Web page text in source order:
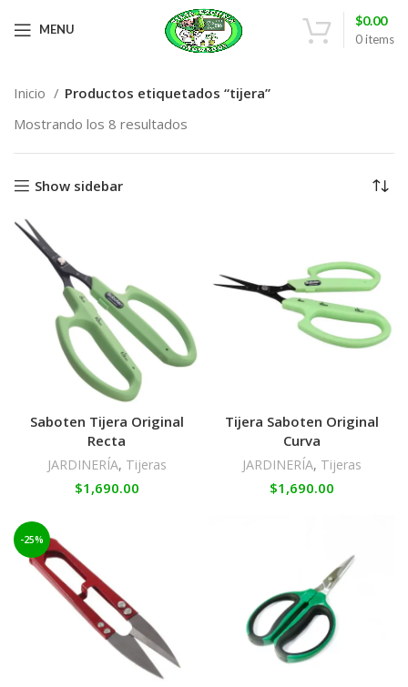
MENU
0items
$0.00
Inicio
Productos etiquetados “tijera”
Mostrando los 8 resultados
Show sidebar
Saboten Tijera Original
Recta
JARDINERÍA, Tijeras
$1,690.00
Tijera Saboten Original
Curva
JARDINERÍA, Tijeras
$1,690.00
-25%